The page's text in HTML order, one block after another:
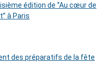
édition de ‘’Au cœur de
à Paris
des préparatifs de la fête